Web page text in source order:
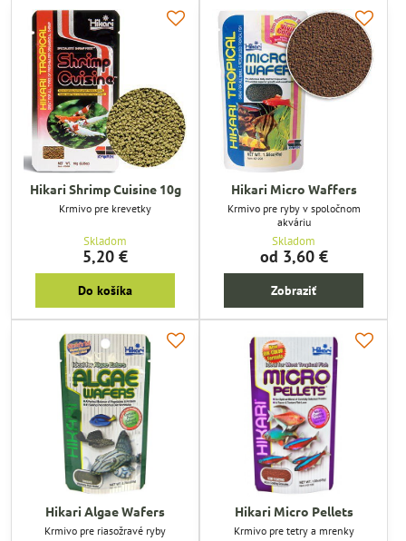
Hikari Shrimp Cuisine 10g
Krmivo pre krevetky
Skladom
5,20 €
Do košíka
Hikari Micro Waffers
Krmivo pre ryby v spoločnom
akváriu
Skladom
od 3,60 €
Zobraziť
Hikari Algae Wafers
Krmivo pre riasožravé ryby
Hikari Micro Pellets
Krmivo pre tetry a mrenky